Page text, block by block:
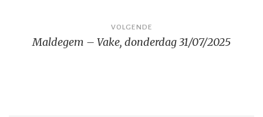
VOLGENDE
Maldegem – Vake, donderdag 31/07/2025